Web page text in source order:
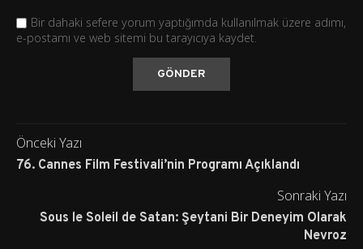
Bir dahaki sefere yorum yaptığımda kullanılmak üzere adımı,
e-postamı ve web sitemi bu tarayıcıya kaydet.
Önceki Yazı
76. Cannes Film Festivali’nin Programı Açıklandı
Sonraki Yazı
Sous le Soleil de Satan: Şeytani Bir Deneyim Olarak
Nevroz